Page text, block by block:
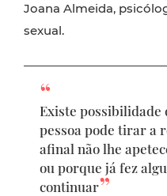
Joana Almeida,
sexual.
Existe possibilidade
pessoa pode tirar a
afinal não lhe
ou porque já fez
continuar